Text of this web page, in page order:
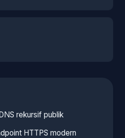
rekursif publik
HTTPS modern